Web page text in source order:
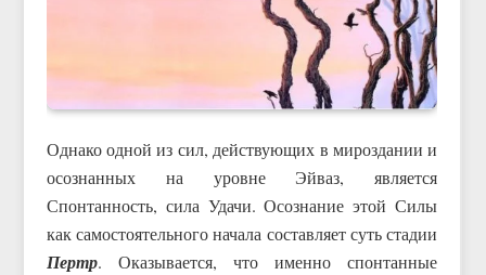
Однако одной из сил, действующих в мироздании и
осознанных на уровне Эйваз, является
Спонтанность, сила Удачи. Осознание этой Силы
как самостоятельного начала составляет суть стадии
Пертр. Оказывается, что именно спонтанные